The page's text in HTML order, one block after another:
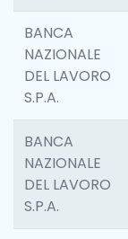
BANCA
NAZIONALE
DEL LAVORO
S.P.A.
BANCA
NAZIONALE
DEL LAVORO
S.P.A.